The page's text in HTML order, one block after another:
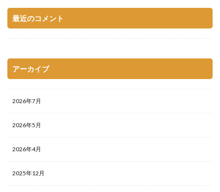
最近のコメント
アーカイブ
2026年7月
2026年5月
2026年4月
2025年12月